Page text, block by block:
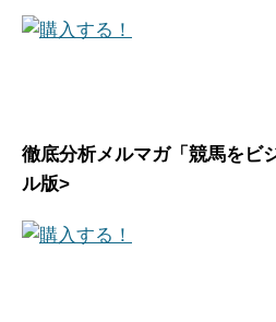
徹底分析メルマガ「競馬をビ
ル版>